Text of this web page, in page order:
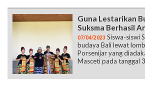
Guna Lestarikan
Suksma Berhasil
07/04/2023 Siswa-siswi
budaya Bali lewat
Porsenijar yang
Masceti pada tanggal